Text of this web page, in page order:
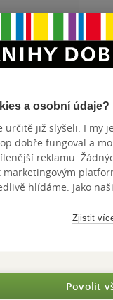
pevná vazba
a osobní
určitě již slyšeli. I my
dobře fungoval a
reklamu.
hlídáme. Jako
Zjistit
Povolit